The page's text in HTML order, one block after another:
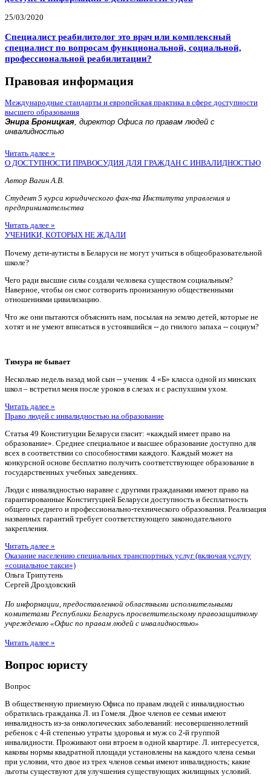
25/03/2020
Специалист реабилитолог это врач или комплексный
специалист по вопросам функциональной, социальной,
профессиональной реабилитации?
Правовая информация
Международные стандарты и европейская практика в сфере доступности
высшего образования
Энира Броницкая, директор Офиса по правам людей с
инвалидностью
Читать далее »
О ДОСТУПНОСТИ ПРАВОСУДИЯ ДЛЯ ГРАЖДАН С ИНВАЛИДНОСТЬЮ
Автор Вагин А.В.
Студент 5 курса юридического фак-та Института управления и
предпринимательства
Читать далее »
УЧЕНИКИ, КОТОРЫХ НЕ ЖДАЛИ
Почему дети-аутисты в Беларуси не могут учиться в общеобразовательной
школе?
Чего ради высшие силы создали человека существом социальным?
Наверное, чтобы он смог сотворить пронизанную общественными
отношениями цивилизацию.
Что же они пытаются объяснить нам, посылая на землю детей, которые не
хотят и не умеют вписаться в устоявшийся -- до гнилого запаха -- социум?
Тимура не бывает
Несколько недель назад мой сын -- ученик 4 «Б» класса одной из минских
школ – встретил меня после уроков в слезах и с распухшим ухом.
Читать далее »
Право людей с инвалидностью на образование
Статья 49 Конституции Беларуси гласит: «каждый имеет право на
образование». Среднее специальное и высшее образование доступно для
всех в соответствии со способностями каждого. Каждый может на
конкурсной основе бесплатно получить соответствующее образование в
государственных учебных заведениях.
Люди с инвалидностью наравне с другими гражданами имеют право на
гарантированные Конституцией Беларуси доступность и бесплатность
общего среднего и профессионально-технического образования. Реализация
названных гарантий требует соответствующего законодательного
закрепления.
Читать далее »
Оказание населению специальных транспортных услуг (включая услугу
«социальное такси»)
Ольга Трипутень
Сергей Дроздовский
По информации, предоставленной областными исполнительными
комитетами Республики Беларусь просветительскому правозащитному
учреждению «Офис по правам людей с инвалидностью»
Читать далее »
Вопрос юристу
Вопрос
В общественную приемную Офиса по правам людей с инвалидностью
обратилась гражданка Л. из Гомеля. Двое членов ее семьи имеют
инвалидность из-за онкологических заболеваний: несовершеннолетний
ребенок с 4-й степенью утраты здоровья и муж со 2-й группой
инвалидности. Проживают они втроем в одной квартире. Л. интересуется,
каковы нормы квадратной площади установлены на каждого члена семьи
при условии, что двое из трех членов семьи имеют инвалидность; какие
льготы существуют для улучшения существующих жилищных условий.